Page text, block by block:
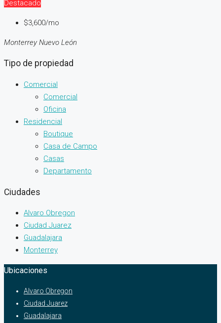
Destacado
$3,600/mo
Monterrey Nuevo León
Tipo de propiedad
Comercial
Comercial
Oficina
Residencial
Boutique
Casa de Campo
Casas
Departamento
Ciudades
Alvaro Obregon
Ciudad Juarez
Guadalajara
Monterrey
Ubicaciones
Alvaro Obregon
Ciudad Juarez
Guadalajara